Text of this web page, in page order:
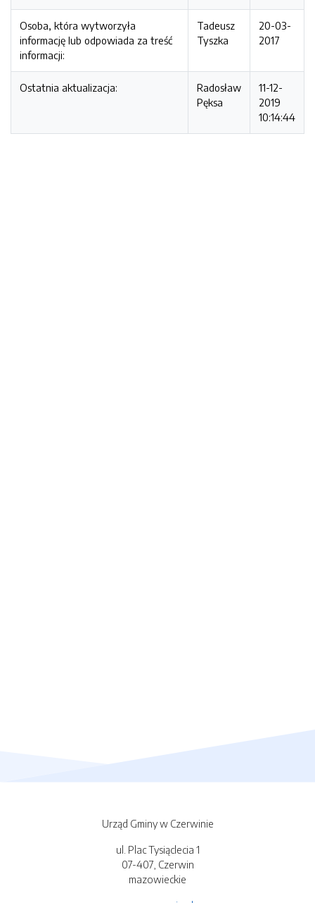
Osoba, która wytworzyła
informację lub odpowiada za treść
informacji:
Tadeusz
Tyszka
20-03-
2017
Ostatnia aktualizacja:
Radosław
Pęksa
11-12-
2019
10:14:44
Urząd Gminy w Czerwinie
ul. Plac Tysiąclecia 1
07-407, Czerwin
mazowieckie